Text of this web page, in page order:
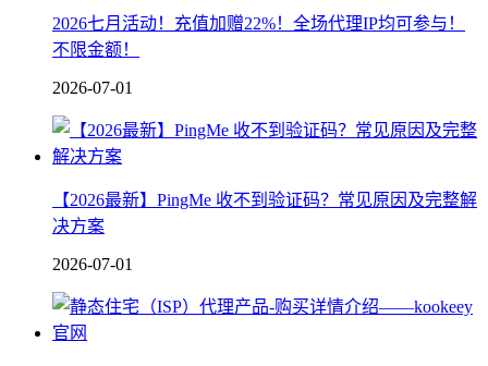
2026七月活动！充值加赠22%！全场代理IP均可参与！
不限金额！
2026-07-01
【2026最新】PingMe 收不到验证码？常见原因及完整解
决方案
2026-07-01